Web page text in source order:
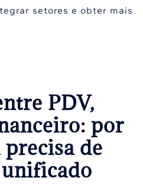
setores e obter mais
PDV,
por
de